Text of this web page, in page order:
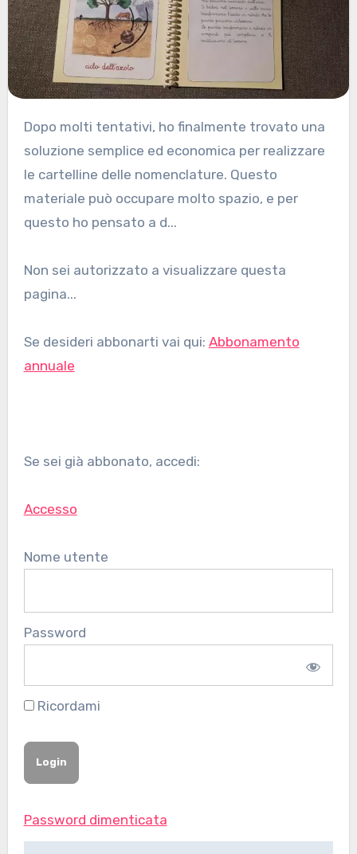
Dopo molti tentativi, ho finalmente trovato una
soluzione semplice ed economica per realizzare
le cartelline delle nomenclature. Questo
materiale può occupare molto spazio, e per
questo ho pensato a d...
Non sei autorizzato a visualizzare questa
pagina...
Se desideri abbonarti vai qui: Abbonamento
annuale
Se sei già abbonato, accedi:
Accesso
Nome utente
Password
Ricordami
Password dimenticata